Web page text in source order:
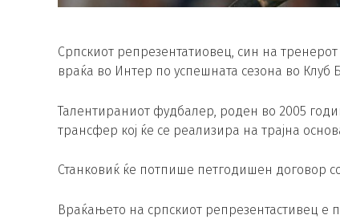
Српскиот репрезентатиовец, син на
враќа во Интер по успешната сезона во Клуб
Талентираниот фудбалер, роден во 2005
трансфер кој ќе се реализира на трајна
Станковиќ ќе потпише петгодишен договор
Враќањето на српскиот репрезентастивец е